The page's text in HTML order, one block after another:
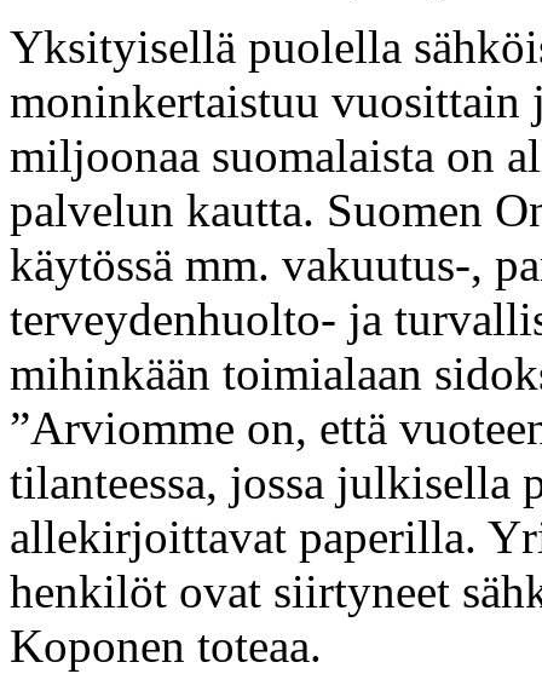
Yksityisellä puolella
moninkertaistuu vuosittain
miljoonaa suomalaista on
palvelun kautta. Suomen
käytössä mm. vakuutus-,
terveydenhuolto- ja
mihinkään toimialaan
”Arviomme on, että
tilanteessa, jossa julkisella
allekirjoittavat paperilla.
henkilöt ovat siirtyneet
Koponen toteaa.